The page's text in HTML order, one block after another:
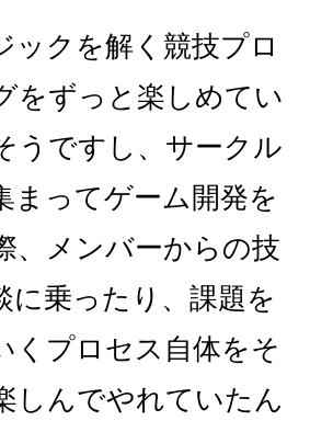
ックを解く競技プロ
をずっと楽しめてい
うですし、サークル
まってゲーム開発を
、メンバーからの技
に乗ったり、課題を
くプロセス自体をそ
しんでやれていたん